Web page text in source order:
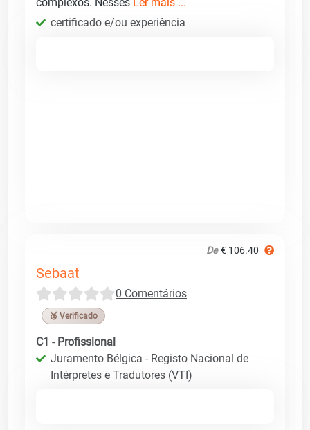
certificado e/ou experiência
De € 106.40
Sebaat
0 Comentários
🥉 Verificado
C1 - Profissional
Juramento Bélgica - Registo Nacional de
Intérpretes e Tradutores (VTI)